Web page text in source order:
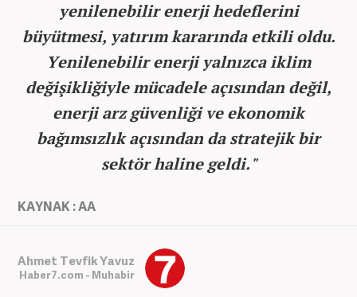
yenilenebilir enerji hedeflerini
büyütmesi, yatırım kararında etkili oldu.
Yenilenebilir enerji yalnızca iklim
değişikliğiyle mücadele açısından değil,
enerji arz güvenliği ve ekonomik
bağımsızlık açısından da stratejik bir
sektör haline geldi."
KAYNAK : AA
Ahmet Tevfik Yavuz
Haber7.com - Muhabir